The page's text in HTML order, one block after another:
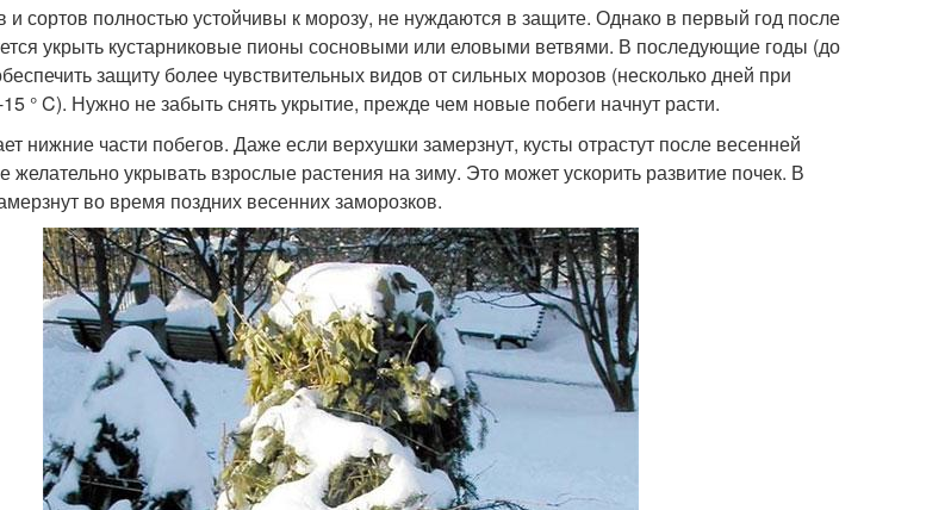
сортов полностью устойчивы к морозу, не нуждаются в защите. Однако в первый год после
укрыть кустарниковые пионы сосновыми или еловыми ветвями. В последующие годы (до
защиту более чувствительных видов от сильных морозов (несколько дней при
° C). Нужно не забыть снять укрытие, прежде чем новые побеги начнут расти.
нижние части побегов. Даже если верхушки замерзнут, кусты отрастут после весенней
желательно укрывать взрослые растения на зиму. Это может ускорить развитие почек. В
во время поздних весенних заморозков.